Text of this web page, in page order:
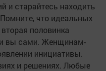
и старайтесь находить
что идеальных
половинка
и вы сами. Женщинам-
инициативы.
и решениях. Любые